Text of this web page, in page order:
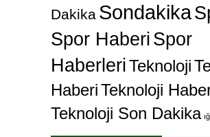
Dakika Sondakika
Spor Haberi Spor
HaberleriTeknoloji
HaberiTeknoloji
Teknoloji Son Dakika